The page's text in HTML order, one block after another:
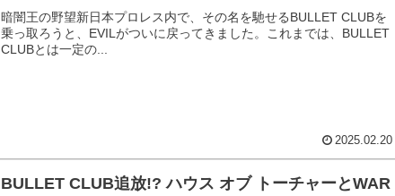
暗闇王の野望新日本プロレス内で、その名を馳せるBULLET CLUBを
乗っ取ろうと、EVILがついに戻ってきました。これまでは、BULLET
CLUBとは一定の...
2025.02.20
BULLET CLUB追放!? ハウス オブ トーチャーとWAR